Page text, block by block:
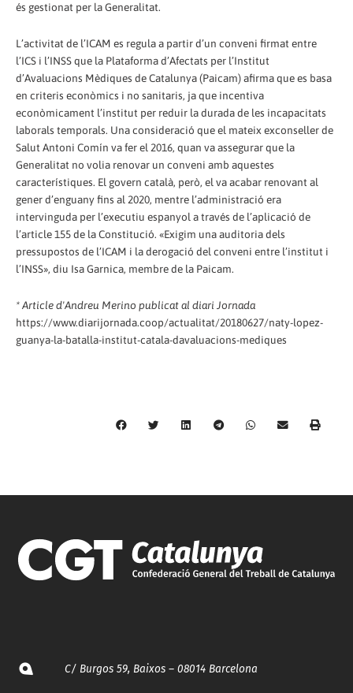
és gestionat per la Generalitat.
L’activitat de l’ICAM es regula a partir d’un conveni firmat entre
l’ICS i l’INSS que la Plataforma d’Afectats per l’Institut
d’Avaluacions Mèdiques de Catalunya (Paicam) afirma que es basa
en criteris econòmics i no sanitaris, ja que incentiva
econòmicament l’institut per reduir la durada de les incapacitats
laborals temporals. Una consideració que el mateix exconseller de
Salut Antoni Comín va fer el 2016, quan va assegurar que la
Generalitat no volia renovar un conveni amb aquestes
característiques. El govern català, però, el va acabar renovant al
gener d’enguany fins al 2020, mentre l’administració era
intervinguda per l’executiu espanyol a través de l’aplicació de
l’article 155 de la Constitució. «Exigim una auditoria dels
pressupostos de l’ICAM i la derogació del conveni entre l’institut i
l’INSS», diu Isa Garnica, membre de la Paicam.
* Article d'Andreu Merino publicat al diari Jornada
https://www.diarijornada.coop/actualitat/20180627/naty-lopez-
guanya-la-batalla-institut-catala-davaluacions-mediques
C/ Burgos 59, Baixos – 08014 Barcelona